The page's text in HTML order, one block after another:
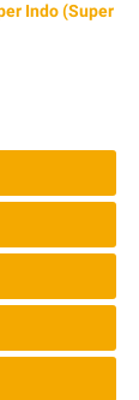
Indo (Super